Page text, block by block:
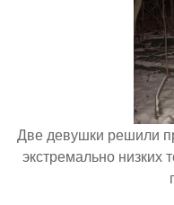
Две девушки решили
экстремально низких